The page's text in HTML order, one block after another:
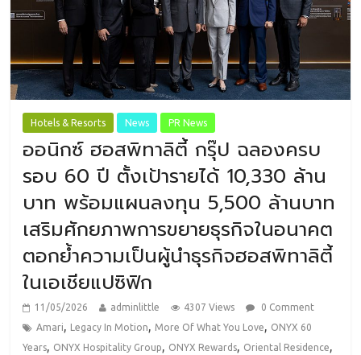
Hotels & Resorts News PR News
ออนิกซ์ ฮอสพิทาลิตี้ กรุ๊ป ฉลองครบ
รอบ 60 ปี ตั้งเป้ารายได้ 10,330 ล้าน
บาท พร้อมแผนลงทุน 5,500 ล้านบาท
เสริมศักยภาพการขยายธุรกิจในอนาคต
ตอกย้ำความเป็นผู้นำธุรกิจฮอสพิทาลิตี้
ในเอเชียแปซิฟิก
11/05/2026 adminlittle 4307 Views
0 Comment
Amari, Legacy In Motion, More Of What You Love, ONYX 60
Years, ONYX Hospitality Group, ONYX Rewards, Oriental Residence,